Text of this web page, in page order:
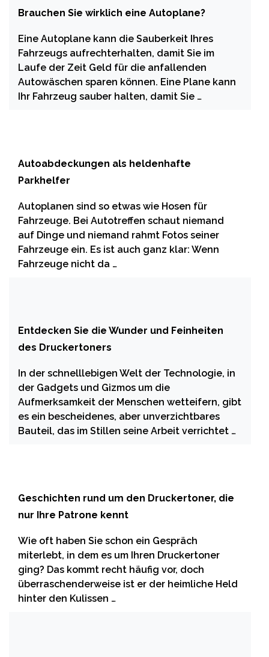
Brauchen Sie wirklich eine Autoplane?
Eine Autoplane kann die Sauberkeit Ihres
Fahrzeugs aufrechterhalten, damit Sie im
Laufe der Zeit Geld für die anfallenden
Autowäschen sparen können. Eine Plane kann
Ihr Fahrzeug sauber halten, damit Sie …
Autoabdeckungen als heldenhafte
Parkhelfer
Autoplanen sind so etwas wie Hosen für
Fahrzeuge. Bei Autotreffen schaut niemand
auf Dinge und niemand rahmt Fotos seiner
Fahrzeuge ein. Es ist auch ganz klar: Wenn
Fahrzeuge nicht da …
Entdecken Sie die Wunder und Feinheiten
des Druckertoners
In der schnelllebigen Welt der Technologie, in
der Gadgets und Gizmos um die
Aufmerksamkeit der Menschen wetteifern, gibt
es ein bescheidenes, aber unverzichtbares
Bauteil, das im Stillen seine Arbeit verrichtet …
Geschichten rund um den Druckertoner, die
nur Ihre Patrone kennt
Wie oft haben Sie schon ein Gespräch
miterlebt, in dem es um Ihren Druckertoner
ging? Das kommt recht häufig vor, doch
überraschenderweise ist er der heimliche Held
hinter den Kulissen …